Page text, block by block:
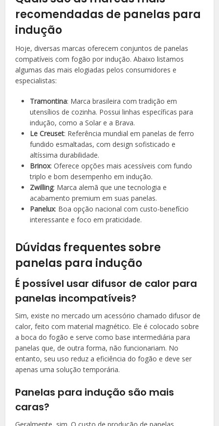
recomendadas de panelas para
indução
Hoje, diversas marcas oferecem conjuntos de panelas
compatíveis com fogão por indução. Abaixo listamos
algumas das mais elogiadas pelos consumidores e
especialistas:
Tramontina: Marca brasileira com tradição em
utensílios de cozinha. Possui linhas específicas para
indução, como a Solar e a Brava.
Le Creuset: Referência mundial em panelas de ferro
fundido esmaltadas, com design sofisticado e
altíssima durabilidade.
Brinox: Oferece opções mais acessíveis com fundo
triplo e bom desempenho em indução.
Zwilling: Marca alemã que une tecnologia e
acabamento premium em suas panelas.
Panelux: Boa opção nacional com custo-benefício
interessante e foco em praticidade.
Dúvidas frequentes sobre
panelas para indução
É possível usar difusor de calor para
panelas incompatíveis?
Sim, existe no mercado um acessório chamado difusor de
calor, feito com material magnético. Ele é colocado sobre
a boca do fogão e serve como base intermediária para
panelas que, de outra forma, não funcionariam. No
entanto, seu uso reduz a eficiência do fogão e deve ser
apenas uma solução temporária.
Panelas para indução são mais
caras?